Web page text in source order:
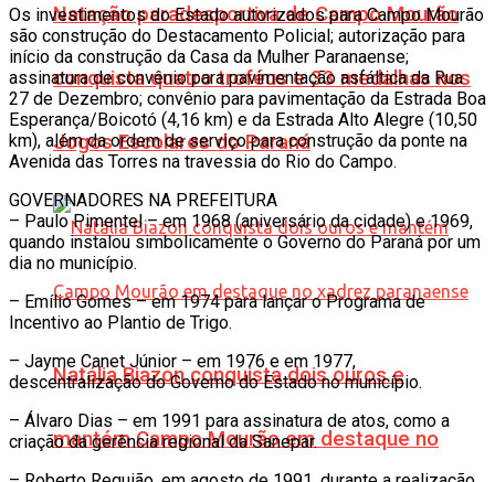
Natação paradesportiva de Campo Mourão
conquista quatro troféus e 33 medalhas nos
Jogos Escolares do Paraná
Natália Biazon conquista dois ouros e
mantém Campo Mourão em destaque no
Os investimentos do Estado autorizados para Campo Mourão
são construção do Destacamento Policial; autorização para
início da construção da Casa da Mulher Paranaense;
assinatura de convênio para pavimentação asfáltica da Rua
27 de Dezembro; convênio para pavimentação da Estrada Boa
Esperança/Boicotó (4,16 km) e da Estrada Alto Alegre (10,50
km), além da ordem de serviço para construção da ponte na
Avenida das Torres na travessia do Rio do Campo.
GOVERNADORES NA PREFEITURA
– Paulo Pimentel – em 1968 (aniversário da cidade) e 1969,
quando instalou simbolicamente o Governo do Paraná por um
dia no município.
– Emílio Gomes – em 1974 para lançar o Programa de
Incentivo ao Plantio de Trigo.
– Jayme Canet Júnior – em 1976 e em 1977,
descentralização do Governo do Estado no município.
– Álvaro Dias – em 1991 para assinatura de atos, como a
criação da gerência regional da Sanepar.